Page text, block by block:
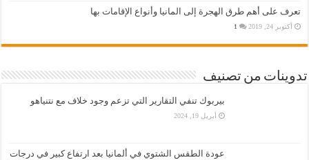
تعرف على أهم طرق الهجرة إلى المانيا وأنواع الإقامات بها
أكتوبر 24, 2019 1
تدوينات من تصنيف
بيربوك تنفي التقارير التي تزعم وجود خلاف مع نتنياهو
أبريل 19, 2024
عودة الطقس الشتوي في ألمانيا بعد ارتفاع كبير في درجات